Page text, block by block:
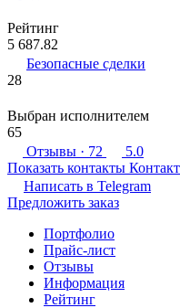
Рейтинг
5 687.82
Безопасные сделки
28
Выбран исполнителем
65
Отзывы · 72
5.0
Показать контакты
Написать в Telegram
Предложить заказ
Портфолио
Прайс-лист
Отзывы
Информация
Рейтинг